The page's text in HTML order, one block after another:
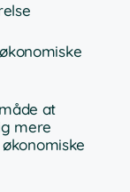
at
mere